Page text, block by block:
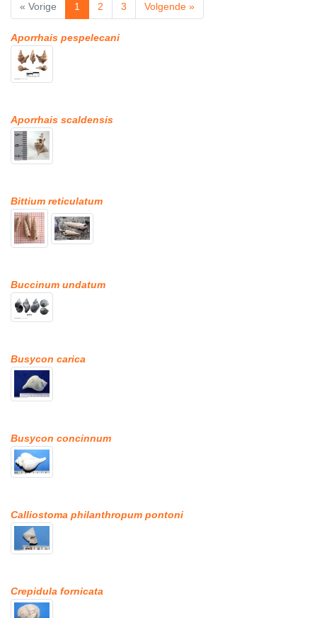
« Vorige
1 2 3 Volgende »
Aporrhais pespelecani
Aporrhais scaldensis
Bittium reticulatum
Buccinum undatum
Busycon carica
Busycon concinnum
Calliostoma philanthropum pontoni
Crepidula fornicata